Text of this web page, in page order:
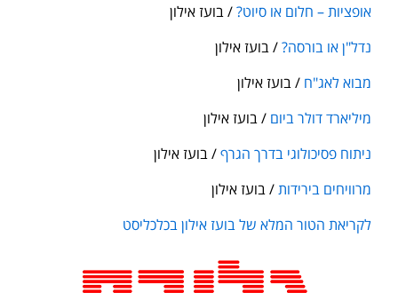
אופציות – חלום או סיוט?/ בועז אילון
נדל"ן או בורסה?/ בועז אילון
מבוא לאג"ח / בועז אילון
מיליארד דולר ביום / בועז אילון
ניתוח פסיכולוגי בדרך הגרף/ בועז אילון
מרוויחים בירידות/ בועז אילון
לקריאת הטור המלא של בועז אילון בכלכליסט